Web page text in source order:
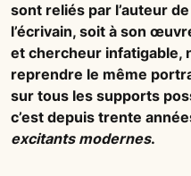
sont reliés par l’auteur de
l’écrivain, soit à son
et chercheur infatigable,
reprendre le même
sur tous les supports
c’est depuis trente
excitants modernes.